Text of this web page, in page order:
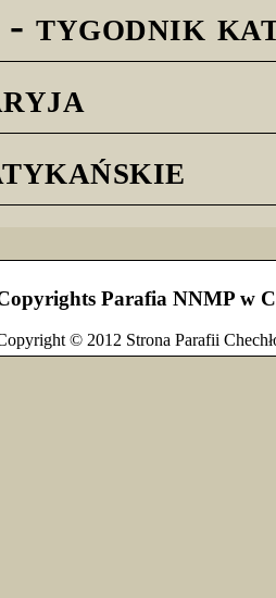
- tygodnik
Parafia NNMP w
© 2012 Strona Parafii